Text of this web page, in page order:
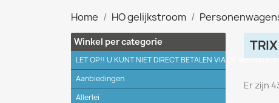
Home HO gelijkstroom
Winkel per categorie
LET OP!! U KUNT NIET DIRECT BETALEN VIA DE WEBSITE,
Aanbiedingen
Allerlei
Er zijn